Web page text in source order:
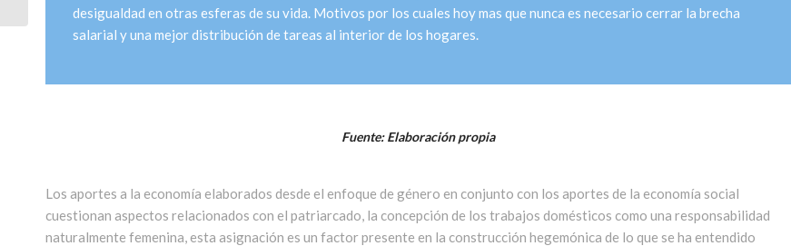
desigualdad en otras esferas de su vida. Motivos por los cuales hoy mas que nunca es necesario cerrar la brecha
salarial y una mejor distribución de tareas al interior de los hogares.
Fuente: Elaboración propia
Los aportes a la economía elaborados desde el enfoque de género en conjunto con los aportes de la economía social
cuestionan aspectos relacionados con el patriarcado, la concepción de los trabajos domésticos como una responsabilidad
naturalmente femenina, esta asignación es un factor presente en la construcción hegemónica de lo que se ha entendido